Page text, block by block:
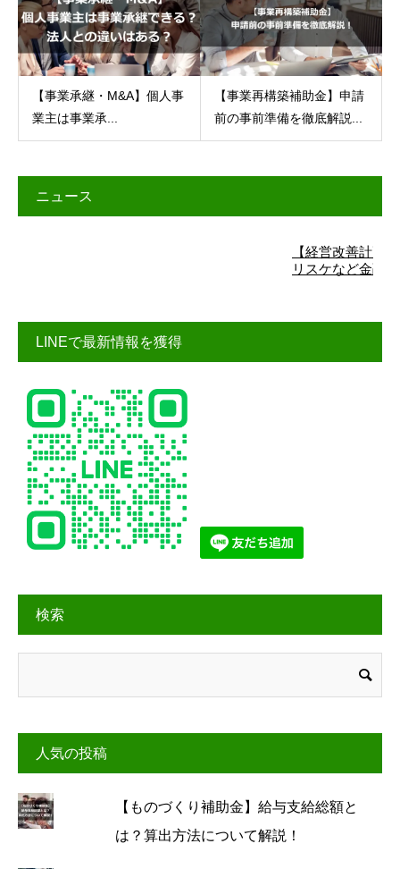
【事業承継・M&A】個人事
業主は事業承...
【事業再構築補助金】申請
前の事前準備を徹底解説...
ニュース
【経営改善計画】詳細
リスケなど金融機関交渉
LINEで最新情報を獲得
検索
人気の投稿
【ものづくり補助金】給与支給総額と
は？算出方法について解説！